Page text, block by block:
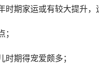
期家运或有较大提升，
期得宠爱颇多；